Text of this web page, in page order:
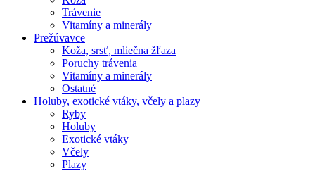
Trávenie
Vitamíny a minerály
Prežúvavce
Koža, srsť, mliečna žľaza
Poruchy trávenia
Vitamíny a minerály
Ostatné
Holuby, exotické vtáky, včely a plazy
Ryby
Holuby
Exotické vtáky
Včely
Plazy